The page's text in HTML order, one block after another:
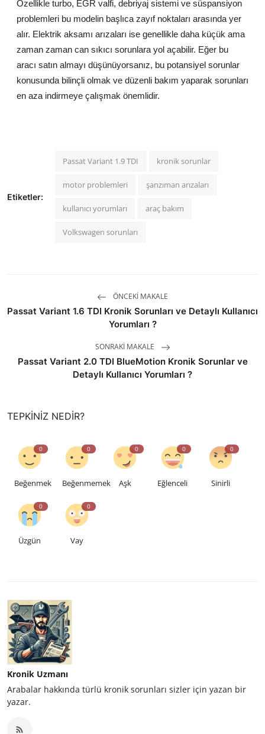
Özellikle turbo, EGR valfi, debriyaj sistemi ve süspansiyon
problemleri bu modelin başlıca zayıf noktaları arasında yer
alır. Elektrik aksamı arızaları ise genellikle daha küçük ama
zaman zaman can sıkıcı sorunlara yol açabilir. Eğer bu
aracı satın almayı düşünüyorsanız, bu potansiyel sorunlar
konusunda bilinçli olmak ve düzenli bakım yaparak sorunları
en aza indirmeye çalışmak önemlidir.
Etiketler:
Passat Variant 1.9 TDI kronik sorunlar
motor problemleri şanzıman arızaları
kullanıcı yorumları araç bakım
Volkswagen sorunları
ÖNCEKI MAKALE
Passat Variant 1.6 TDI Kronik Sorunları ve Detaylı Kullanıcı
Yorumları ?
SONRAKI MAKALE
Passat Variant 2.0 TDI BlueMotion Kronik Sorunlar ve
Detaylı Kullanıcı Yorumları ?
TEPKINIZ NEDIR?
0
Beğenmek
0
Beğenmemek
0
Aşk
0
Eğlenceli
0
Sinirli
0
Üzgün
0
Vay
Kronik Uzmanı
Arabalar hakkında türlü kronik sorunları sizler için yazan bir
yazar.